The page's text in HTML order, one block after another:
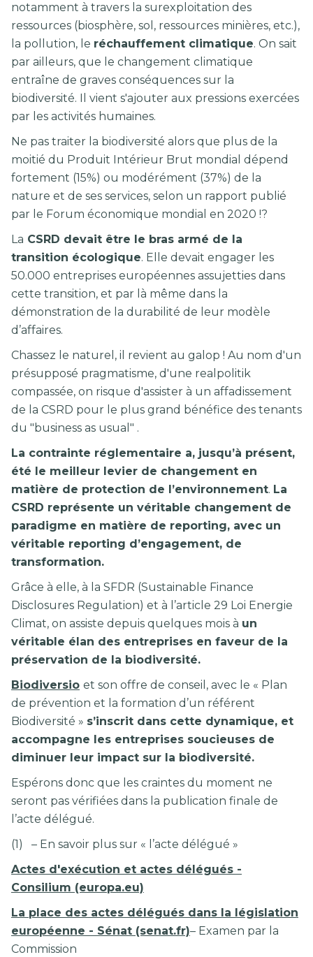
notamment à travers la surexploitation des
ressources (biosphère, sol, ressources minières, etc.),
la pollution, le réchauffement climatique. On sait
par ailleurs, que le changement climatique
entraîne de graves conséquences sur la
biodiversité. Il vient s'ajouter aux pressions exercées
par les activités humaines.
Ne pas traiter la biodiversité alors que plus de la
moitié du Produit Intérieur Brut mondial dépend
fortement (15%) ou modérément (37%) de la
nature et de ses services, selon un rapport publié
par le Forum économique mondial en 2020 !?
La CSRD devait être le bras armé de la
transition écologique. Elle devait engager les
50.000 entreprises européennes assujetties dans
cette transition, et par là même dans la
démonstration de la durabilité de leur modèle
d’affaires.
Chassez le naturel, il revient au galop ! Au nom d'un
présupposé pragmatisme, d'une realpolitik
compassée, on risque d'assister à un affadissement
de la CSRD pour le plus grand bénéfice des tenants
du "business as usual" .
La contrainte réglementaire a, jusqu’à présent,
été le meilleur levier de changement en
matière de protection de l’environnement. La
CSRD représente un véritable changement de
paradigme en matière de reporting, avec un
véritable reporting d’engagement, de
transformation.
Grâce à elle, à la SFDR (Sustainable Finance
Disclosures Regulation) et à l’article 29 Loi Energie
Climat, on assiste depuis quelques mois à un
véritable élan des entreprises en faveur de la
préservation de la biodiversité.
Biodiversio et son offre de conseil, avec le « Plan
de prévention et la formation d’un référent
Biodiversité » s’inscrit dans cette dynamique, et
accompagne les entreprises soucieuses de
diminuer leur impact sur la biodiversité.
Espérons donc que les craintes du moment ne
seront pas vérifiées dans la publication finale de
l’acte délégué.
(1) – En savoir plus sur « l’acte délégué »
Actes d'exécution et actes délégués -
Consilium (europa.eu)
La place des actes délégués dans la législation
européenne - Sénat (senat.fr)– Examen par la
Commission